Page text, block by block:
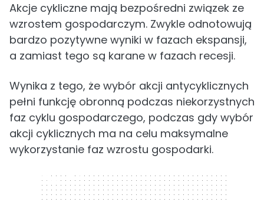
Akcje cykliczne mają bezpośredni związek ze
wzrostem gospodarczym. Zwykle odnotowują
bardzo pozytywne wyniki w fazach ekspansji,
a zamiast tego są karane w fazach recesji.
Wynika z tego, że wybór akcji antycyklicznych
pełni funkcję obronną podczas niekorzystnych
faz cyklu gospodarczego, podczas gdy wybór
akcji cyklicznych ma na celu maksymalne
wykorzystanie faz wzrostu gospodarki.
320 x 50